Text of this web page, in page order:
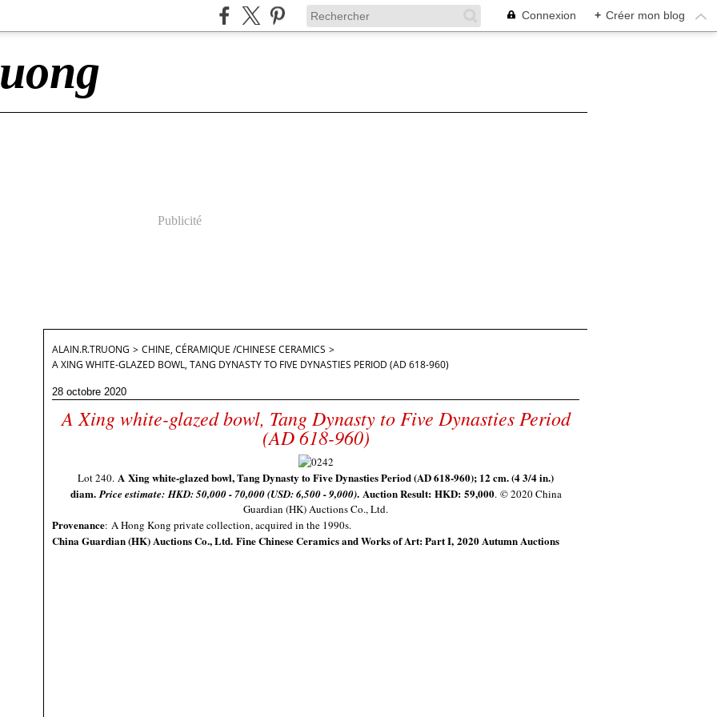
Connexion + Créer mon blog
Publicité
ALAIN.R.TRUONG > CHINE, CÉRAMIQUE /CHINESE CERAMICS >
A XING WHITE-GLAZED BOWL, TANG DYNASTY TO FIVE DYNASTIES PERIOD (AD 618-960)
28 octobre 2020
A Xing white-glazed bowl, Tang Dynasty to Five Dynasties Period
(AD 618-960)
Lot 240. A Xing white-glazed bowl, Tang Dynasty to Five Dynasties Period (AD 618-960); 12 cm. (4 3/4 in.)
diam.Price estimate: HKD: 50,000 - 70,000 (USD:6,500 - 9,000). Auction Result: HKD: 59,000. © 2020 China
Guardian (HK) Auctions Co., Ltd.
Provenance: A Hong Kong private collection, acquired in the 1990s.
China Guardian (HK) Auctions Co., Ltd. Fine Chinese Ceramics and Works of Art: Part I, 2020 Autumn Auctions